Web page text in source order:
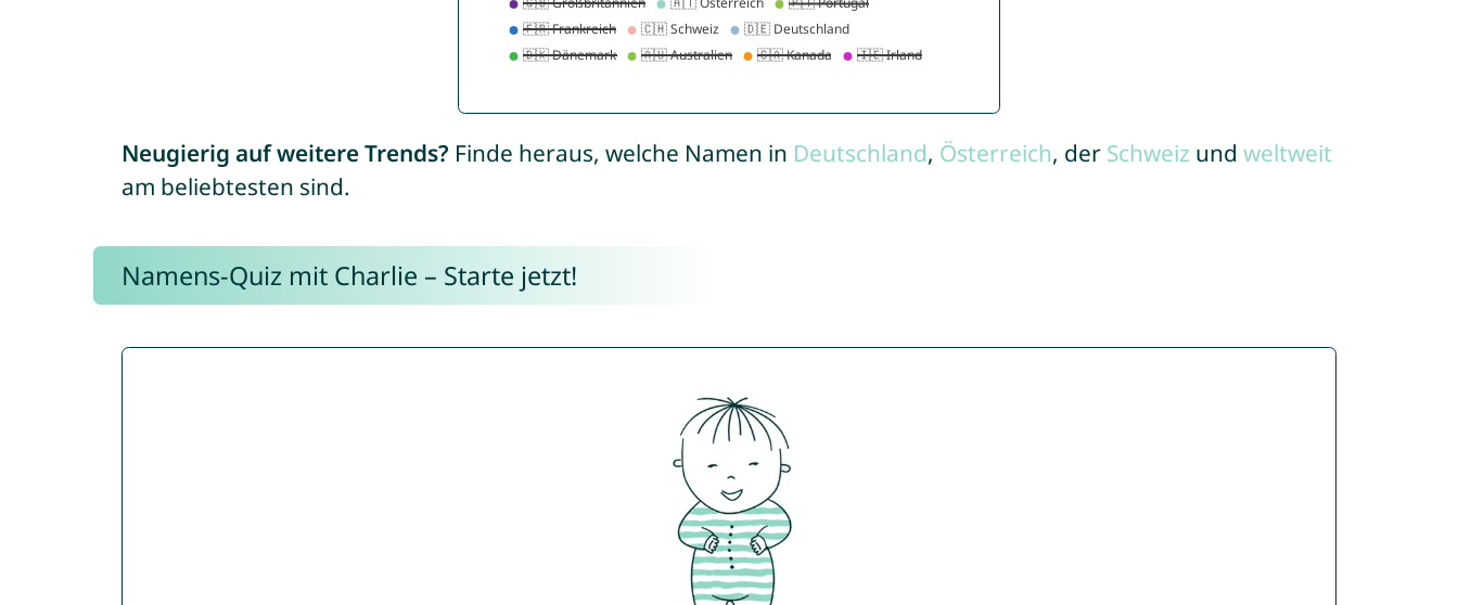
Neugierig auf weitere Trends? Finde heraus, welche Namen in Deutschland, Österreich, der Schweiz und weltweit
am beliebtesten sind.
Namens-Quiz mit Charlie – Starte jetzt!